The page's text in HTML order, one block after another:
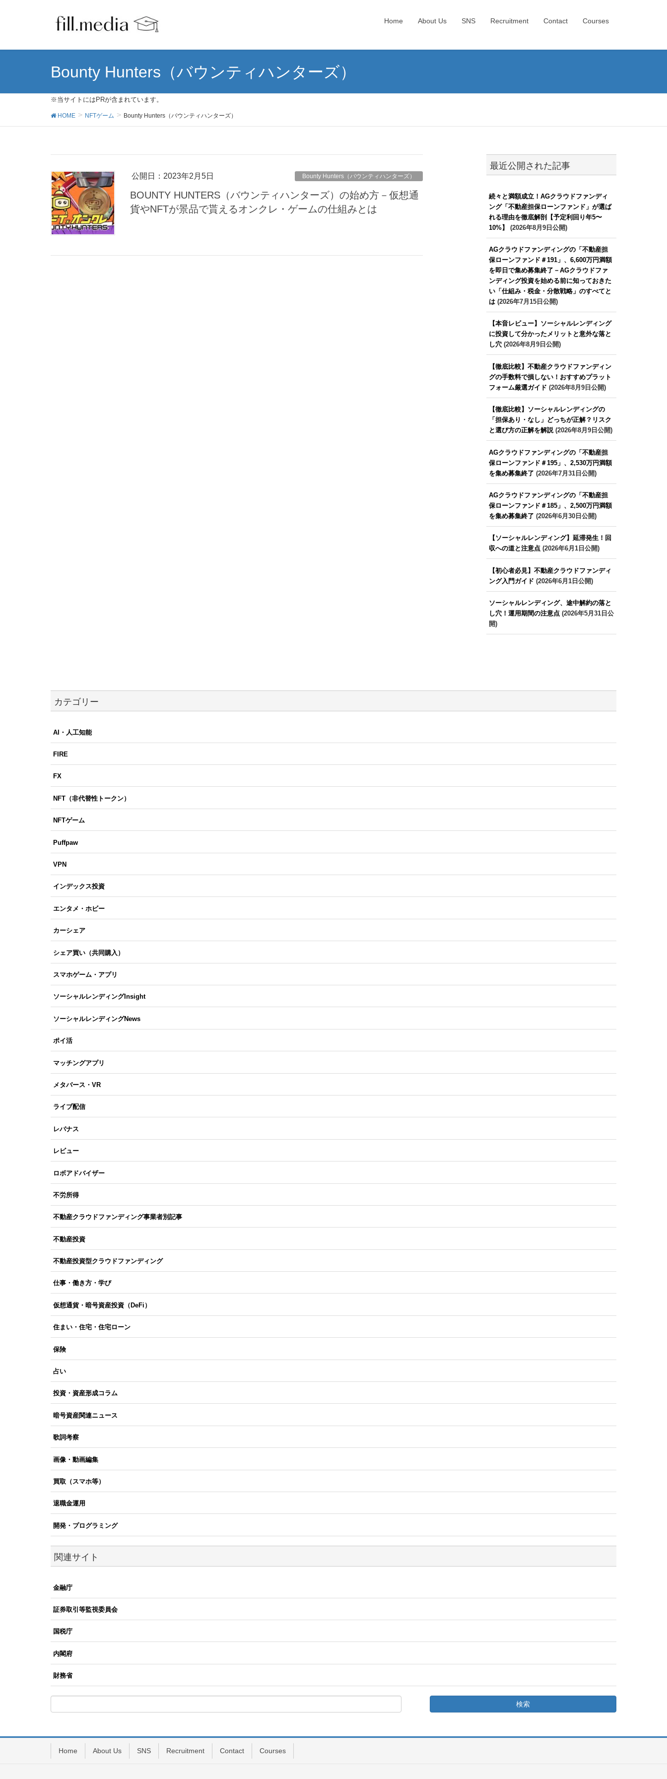
Home About Us SNS Recruitment Contact Courses
Bounty Hunters（バウンティハンターズ）
※当サイトにはPRが含まれています。
HOME NFTゲーム Bounty Hunters（バウンティハンターズ）
公開日： 2023年2月5日 Bounty Hunters（バウンティハンターズ）
BOUNTY HUNTERS（バウンティハンターズ）の始め方－仮想通
貨やNFTが景品で貰えるオンクレ・ゲームの仕組みとは
最近公開された記事
続々と満額成立！AGクラウドファンディ
ング「不動産担保ローンファンド」が選ば
れる理由を徹底解剖【予定利回り年5〜
10%】
(2026年8月9日公開)
AGクラウドファンディングの「不動産担
保ローンファンド＃191」、6,600万円満額
を即日で集め募集終了－AGクラウドファ
ンディング投資を始める前に知っておきた
い「仕組み・税金・分散戦略」のすべてと
は(2026年7月15日公開)
【本音レビュー】ソーシャルレンディング
に投資して分かったメリットと意外な落と
し穴(2026年8月9日公開)
【徹底比較】不動産クラウドファンディン
グの手数料で損しない！おすすめプラット
フォーム厳選ガイド (2026年8月9日公開)
【徹底比較】ソーシャルレンディングの
「担保あり・なし」どっちが正解？リスク
と選び方の正解を解説(2026年8月9日公開)
AGクラウドファンディングの「不動産担
保ローンファンド＃195」、2,530万円満額
を集め募集終了 (2026年7月31日公開)
AGクラウドファンディングの「不動産担
保ローンファンド＃185」、2,500万円満額
を集め募集終了 (2026年6月30日公開)
【ソーシャルレンディング】延滞発生！回
収への道と注意点(2026年6月1日公開)
【初心者必見】不動産クラウドファンディ
ング入門ガイド (2026年6月1日公開)
ソーシャルレンディング、途中解約の落と
し穴！運用期間の注意点(2026年5月31日公
開)
カテゴリー
AI・人工知能
FIRE
FX
NFT（非代替性トークン）
NFTゲーム
Puffpaw
VPN
インデックス投資
エンタメ・ホビー
カーシェア
シェア買い（共同購入）
スマホゲーム・アプリ
ソーシャルレンディングInsight
ソーシャルレンディングNews
ポイ活
マッチングアプリ
メタバース・VR
ライブ配信
レバナス
レビュー
ロボアドバイザー
不労所得
不動産クラウドファンディング事業者別記事
不動産投資
不動産投資型クラウドファンディング
仕事・働き方・学び
仮想通貨・暗号資産投資（DeFi）
住まい・住宅・住宅ローン
保険
占い
投資・資産形成コラム
暗号資産関連ニュース
歌詞考察
画像・動画編集
買取（スマホ等）
退職金運用
開発・プログラミング
関連サイト
金融庁
証券取引等監視委員会
国税庁
内閣府
財務省
Home About Us SNS Recruitment Contact Courses